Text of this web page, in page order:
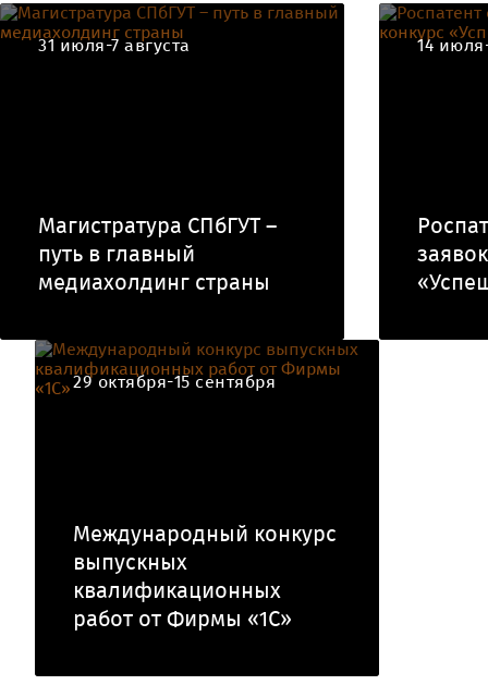
31 июля-7 августа
Магистратура СПбГУТ –
путь в главный
медиахолдинг страны
14
29 октября-15 сентября
Международный конкурс
выпускных
квалификационных
работ от Фирмы «1С»